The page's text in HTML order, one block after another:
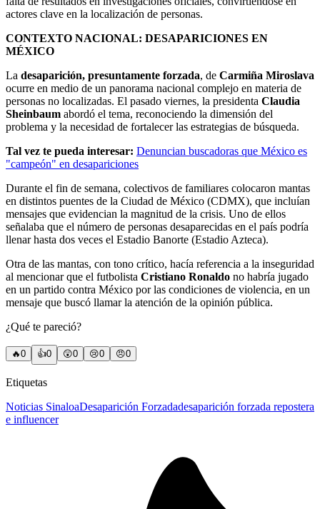
actores clave en la localización de personas.
CONTEXTO NACIONAL: DESAPARICIONES EN
MÉXICO
La desaparición, presuntamente forzada, de Carmiña Miroslava
ocurre en medio de un panorama nacional complejo en materia de
personas no localizadas. El pasado viernes, la presidenta Claudia
Sheinbaum abordó el tema, reconociendo la dimensión del
problema y la necesidad de fortalecer las estrategias de búsqueda.
Tal vez te pueda interesar: Denuncian buscadoras que México es
"campeón" en desapariciones
Durante el fin de semana, colectivos de familiares colocaron mantas
en distintos puentes de la Ciudad de México (CDMX), que incluían
mensajes que evidencian la magnitud de la crisis. Uno de ellos
señalaba que el número de personas desaparecidas en el país podría
llenar hasta dos veces el Estadio Banorte (Estadio Azteca).
Otra de las mantas, con tono crítico, hacía referencia a la inseguridad
al mencionar que el futbolista Cristiano Ronaldo no habría jugado
en un partido contra México por las condiciones de violencia, en un
mensaje que buscó llamar la atención de la opinión pública.
¿Qué te pareció?
🔥0 👍0 😲0 😢0 😠0
Etiquetas
Noticias SinaloaDesaparición Forzadadesaparición forzada repostera
e influencer